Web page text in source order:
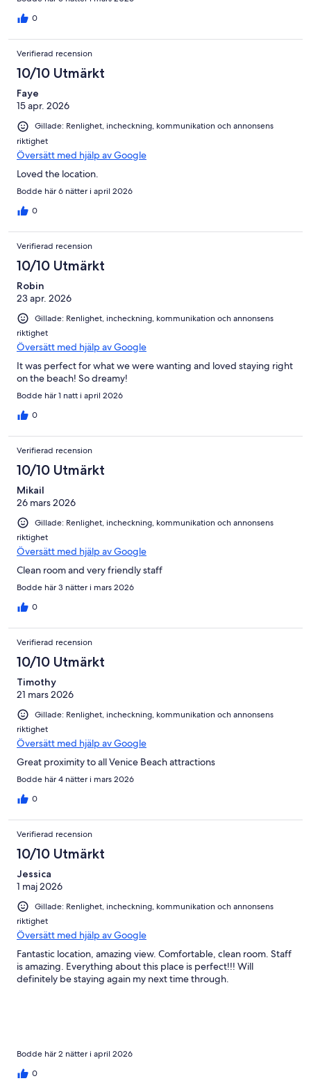
0
Verifierad recension
10/10 Utmärkt
Faye
15 apr. 2026
Gillade: Renlighet, incheckning, kommunikation och annonsens
riktighet
Översätt med hjälp av Google
Loved the location.
Bodde här 6 nätter i april 2026
0
Verifierad recension
10/10 Utmärkt
Robin
23 apr. 2026
Gillade: Renlighet, incheckning, kommunikation och annonsens
riktighet
Översätt med hjälp av Google
It was perfect for what we were wanting and loved staying right
on the beach! So dreamy!
Bodde här 1 natt i april 2026
0
Verifierad recension
10/10 Utmärkt
Mikail
26 mars 2026
Gillade: Renlighet, incheckning, kommunikation och annonsens
riktighet
Översätt med hjälp av Google
Clean room and very friendly staff
Bodde här 3 nätter i mars 2026
0
Verifierad recension
10/10 Utmärkt
Timothy
21 mars 2026
Gillade: Renlighet, incheckning, kommunikation och annonsens
riktighet
Översätt med hjälp av Google
Great proximity to all Venice Beach attractions
Bodde här 4 nätter i mars 2026
0
Verifierad recension
10/10 Utmärkt
Jessica
1 maj 2026
Gillade: Renlighet, incheckning, kommunikation och annonsens
riktighet
Översätt med hjälp av Google
Fantastic location, amazing view. Comfortable, clean room. Staff
is amazing. Everything about this place is perfect!!! Will
definitely be staying again my next time through.
Bodde här 2 nätter i april 2026
0